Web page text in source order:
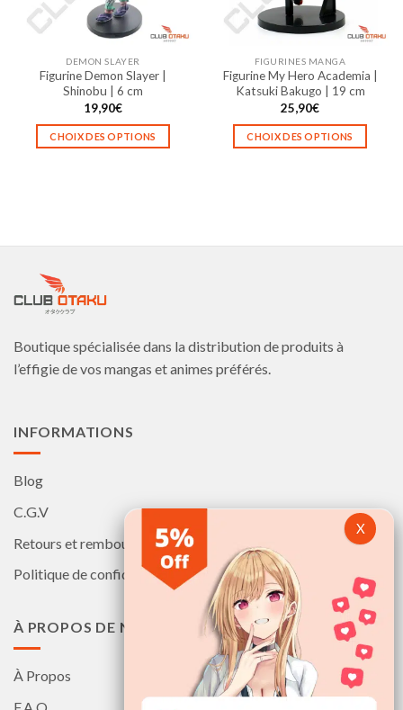
choisies
sur
page
du
produit
choisies
sur
page
produit
DEMON SLAYER
Figurine Demon Slayer |
Shinobu | 6 cm
19,90€
CHOIX DES OPTIONS
être
sur
la
FIGURINES MANGA
Figurine My Hero Academia |
Katsuki Bakugo | 19 cm
25,90€
CHOIX DES OPTIONS
sur
Boutique spécialisée dans la distribution de produits à
l’effigie de vos mangas et animes préférés.
INFORMATIONS
Blog
C.G.V
Retours et remboursements
Politique de confidentialité
À PROPOS DE NOUS
À Propos